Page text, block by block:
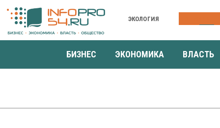
ЭКОЛОГИЯ
БИЗНЕС ЭКОНОМИКА ВЛАСТЬ